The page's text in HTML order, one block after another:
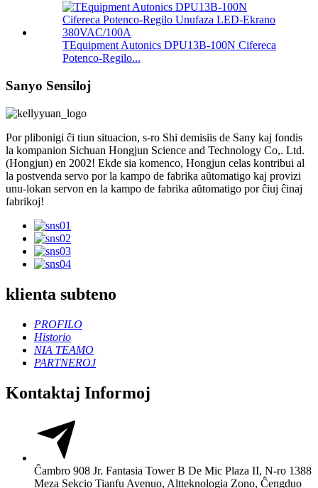
TEquipment Autonics DPU13B-100N Cifereca
Potenco-Regilo...
Sanyo Sensiloj
Por plibonigi ĉi tiun situacion, s-ro Shi demisiis de Sany kaj fondis
la kompanion Sichuan Hongjun Science and Technology Co,. Ltd.
(Hongjun) en 2002! Ekde sia komenco, Hongjun celas kontribui al
la postvenda servo por la kampo de fabrika aŭtomatigo kaj provizi
unu-lokan servon en la kampo de fabrika aŭtomatigo por ĉiuj ĉinaj
fabrikoj!
klienta subteno
PROFILO
Historio
NIA TEAMO
PARTNEROJ
Kontaktaj Informoj
Ĉambro 908 Jr. Fantasia Tower B De Mic Plaza II, N-ro 1388
Meza Sekcio Tianfu Avenuo, Altteknologia Zono, Ĉengduo